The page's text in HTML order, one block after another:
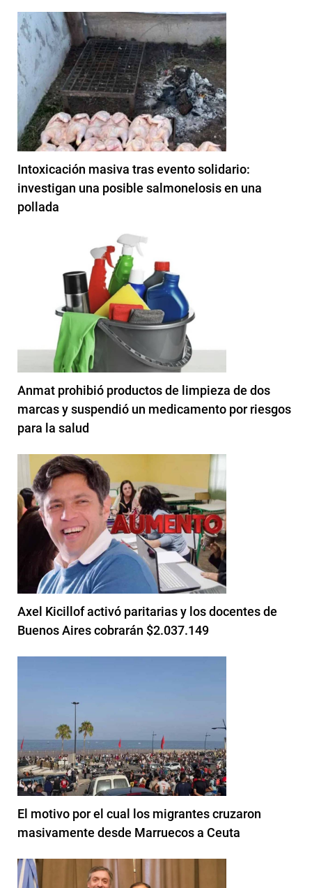
Intoxicación masiva tras evento solidario:
investigan una posible salmonelosis en una
pollada
Anmat prohibió productos de limpieza de dos
marcas y suspendió un medicamento por riesgos
para la salud
Axel Kicillof activó paritarias y los docentes de
Buenos Aires cobrarán $2.037.149
El motivo por el cual los migrantes cruzaron
masivamente desde Marruecos a Ceuta